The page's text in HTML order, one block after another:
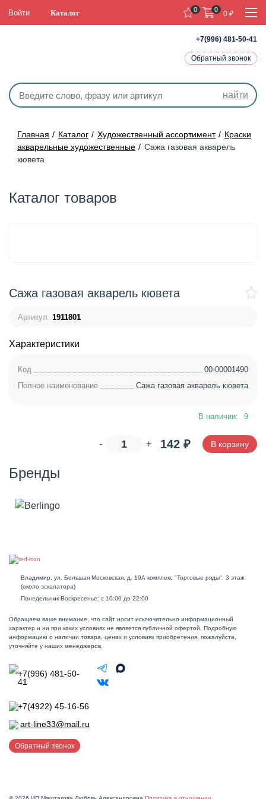
+7(996) 481-50-41
Обратный звонок
Войти Каталог
найти
0 0
0 ₽
Главная Каталог Художественный ассортимент
Краски
акварельные художественные
Сажа газовая акварель
кювета
Каталог товаров
Сажа газовая акварель кювета
Артикул: 1911801
Характеристики
Код
00-00001490
Полное наименование
Сажа газовая акварель кювета
В наличии: 9
- + 142 ₽ В корзину
Бренды
Владимир, ул. Большая Московская, д. 19А комплекс "Торговые ряды", 3 этаж
(около эскалатора)
Понедельник-Воскресенье: с 10:00 до 22:00
Обращаем ваше внимание, что сайт носит исключительно информационный
характер и ни при каких условиях не является публичной офертой. Подробную
информацию о наличии товара, ценах и условиях приобретения, пожалуйста,
уточняйте у наших менеджеров.
+7(996) 481-50-
41
+7(4922) 45-16-56
art-line33@mail.ru
Обратный звонок